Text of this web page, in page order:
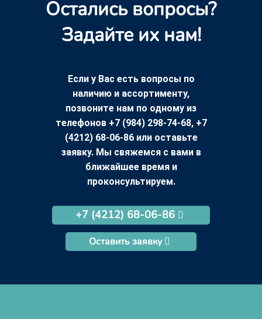
Остались вопросы?
Задайте их нам!
Если у Вас есть вопросы по
наличию и ассортименту,
позвоните нам по одному из
телефонов +7 (984) 298-74-68, +7
(4212) 68-06-86 или оставьте
заявку. Мы свяжемся с вами в
ближайшее время и
проконсультируем.
+7 (4212) 68-06-86
Оставить заявку